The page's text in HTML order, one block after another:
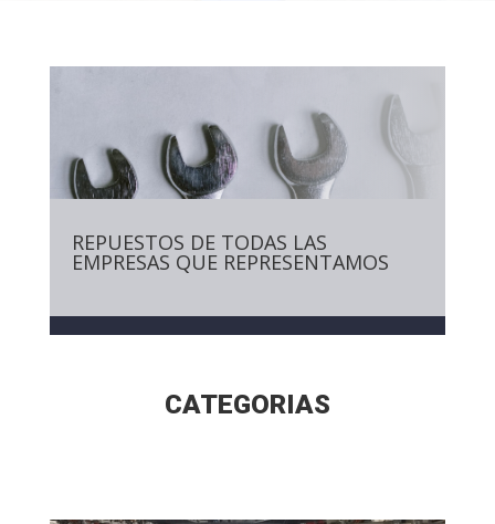
REPUESTOS DE TODAS LAS
EMPRESAS QUE REPRESENTAMOS
CATEGORIAS